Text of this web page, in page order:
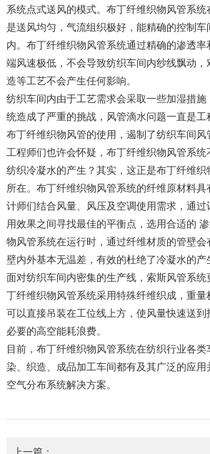
系统点式送风的模式。布丁纤维织物风管系
是送风均匀，气流组织极好，能精确的控制车
内。布丁纤维织物风管系统通过精确的渗透
端风速极低，不会导致纺织车间内纱线飘动，
造等工艺不会产生任何影响。
纺织车间内由于工艺需求会采取一些加湿措施
统造成了严重的挑战，风管滴水问题一直是工
布丁纤维织物风管的使用，遏制了纺织车间风
工程师们也许会怀疑，布丁纤维织物风管系
纺织冷凝水的产生？其实，这正是布丁纤维
所在。布丁纤维织物风管系统的纤维原材料
计师们结合风量、风压及空调使用需求，通过
用效果之间寻找最佳的平衡点，选用合适的
物风管系统在运行时，通过纤维材质的管壁会
壁内外基本无温差，有效的杜绝了冷凝水的产
面对纺织车间内密集的生产线，索斯风管系
丁纤维织物风管系统采用特殊纤维织成，重量
可以直接吊装在工位线上方，使风量快速送到
必要的高空能耗浪费。
目前，布丁纤维织物风管系统在纺织行业各
染、织造、成品加工车间都有及其广泛的应用
空气分布系统解决方案。